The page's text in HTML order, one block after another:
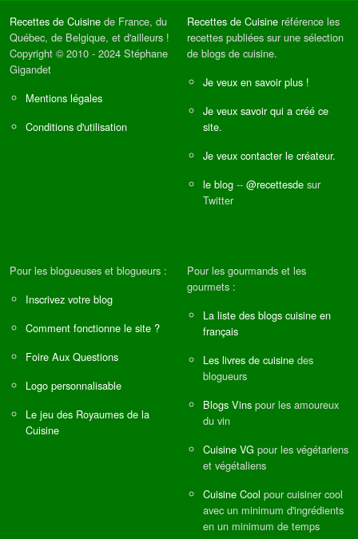
Recettes de Cuisine de France, du
Québec, de Belgique, et d'ailleurs !
Copyright © 2010 - 2024 Stéphane
Gigandet
Mentions légales
Conditions d'utilisation
Recettes de Cuisine référence les
recettes publiées sur une sélection
de blogs de cuisine.
Je veux en savoir plus !
Je veux savoir qui a créé ce
site.
Je veux contacter le créateur.
le blog -- @recettesde sur
Twitter
Pour les blogueuses et blogueurs :
Inscrivez votre blog
Comment fonctionne le site ?
Foire Aux Questions
Logo personnalisable
Le jeu des Royaumes de la
Cuisine
Pour les gourmands et les
gourmets :
La liste des blogs cuisine en
français
Les livres de cuisine des
blogueurs
Blogs Vins pour les amoureux
du vin
Cuisine VG pour les végétariens
et végétaliens
Cuisine Cool pour cuisiner cool
avec un minimum d'ingrédients
en un minimum de temps